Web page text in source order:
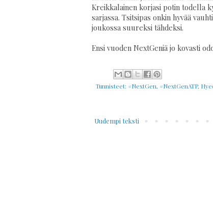
Kreikkalainen korjasi potin todella
sarjassa. Tsitsipas onkin hyvää
joukossa suureksi tähdeksi.
Ensi vuoden NextGeniä jo kovasti
Tunnisteet: #NextGen, #NextGenATP,
Uudempi teksti